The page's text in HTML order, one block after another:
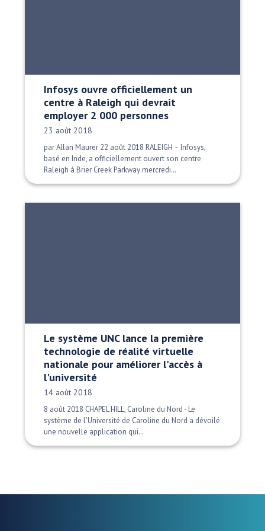
Infosys ouvre officiellement un
centre à Raleigh qui devrait
employer 2 000 personnes
Date publiée:
23 août 2018
par Allan Maurer 22 août 2018 RALEIGH – Infosys,
basé en Inde, a officiellement ouvert son centre
Raleigh à Brier Creek Parkway mercredi…
Le système UNC lance la première
technologie de réalité virtuelle
nationale pour améliorer l'accès à
l'université
Date publiée:
14 août 2018
8 août 2018 CHAPEL HILL, Caroline du Nord - Le
système de l'Université de Caroline du Nord a dévoilé
une nouvelle application qui…